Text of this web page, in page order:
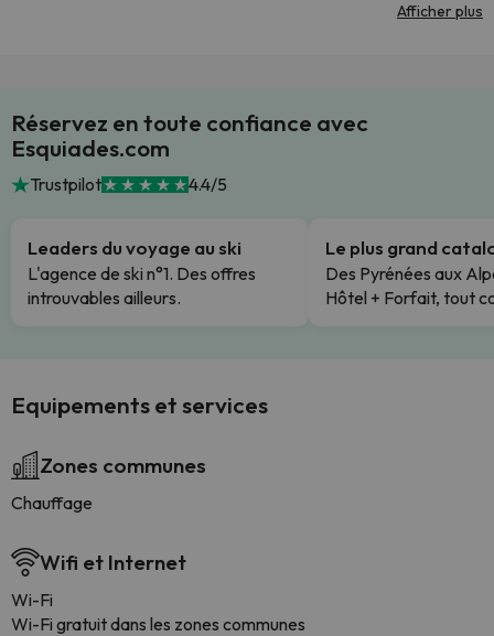
Afficher plus
Réservez en toute confiance avec
Esquiades.com
Trustpilot 4.4/5
Leaders du voyage au ski
L'agence de ski n°1. Des offres
introuvables ailleurs.
Le plus grand
Des Pyrénées aux
Hôtel + Forfait, tout
Equipements et services
Zones communes
Chauffage
Wifi et Internet
Wi-Fi
Wi-Fi gratuit dans les zones communes